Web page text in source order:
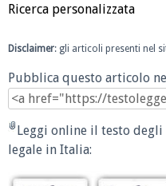
Ricerca personalizzata
Disclaimer: gli articoli presenti nel
Pubblica questo articolo
Leggi online il testo
legale in Italia: